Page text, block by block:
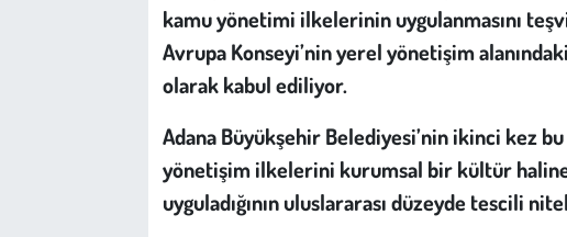
kamu yönetimi ilkelerinin uygulanmasını
Avrupa Konseyi’nin yerel yönetişim
olarak kabul ediliyor.
Adana Büyükşehir Belediyesi’nin ikinci kez
yönetişim ilkelerini kurumsal bir kültür
uyguladığının uluslararası düzeyde tescili